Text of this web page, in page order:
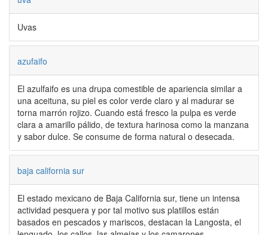
Uvas
azufaifo
El azulfaifo es una drupa comestible de apariencia similar a
una aceituna, su piel es color verde claro y al madurar se
torna marrón rojizo. Cuando está fresco la pulpa es verde
clara a amarillo pálido, de textura harinosa como la manzana
y sabor dulce. Se consume de forma natural o desecada.
baja california sur
El estado mexicano de Baja California sur, tiene un intensa
actividad pesquera y por tal motivo sus platillos están
basados en pescados y mariscos, destacan la Langosta, el